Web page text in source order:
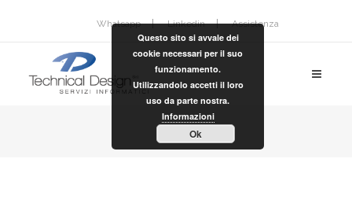
Whatsapp Linkedin Assistenza
Questo sito si avvale dei
cookie necessari per il suo
funzionamento.
Utilizzandolo accetti il loro
uso da parte nostra.
Informazioni
Ok